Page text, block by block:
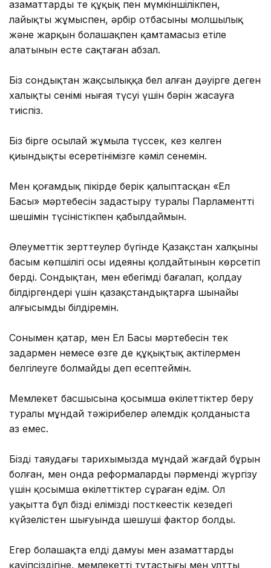
азаматтардың тең құқық пен мүмкіншілікпен,
лайықты жұмыспен, әрбір отбасының молшылық
және жарқын болашақпен қамтамасыз етіле
алатынын есте сақтаған абзал.
Біз сондықтан жақсылыққа бел алған дәуірге деген
халықтың сенімі нығая түсуі үшін бәрін жасауға
тиіспіз.
Біз бірге осылай жұмыла түссек, кез келген
қиындықты еңсеретінімізге кәміл сенемін.
Мен қоғамдық пікірде берік қалыптасқан «Ел
Басы» мәртебесін заңдастыру туралы Парламенттің
шешімін түсіністікпен қабылдаймын.
Әлеуметтік зерттеулер бүгінде Қазақстан халқының
басым көпшілігі осы идеяны қолдайтынын көрсетіп
берді. Сондықтан, мен еңбегімді бағалап, қолдау
білдіргендері үшін қазақстандықтарға шынайы
алғысымды білдіремін.
Сонымен қатар, мен Ел Басы мәртебесін тек
заңдармен немесе өзге де құқықтық актілермен
белгілеуге болмайды деп есептеймін.
Мемлекет басшысына қосымша өкілеттіктер беру
туралы мұндай тәжірибелер әлемдік қолданыста
аз емес.
Біздің таяудағы тарихымызда мұндай жағдай бұрын
болған, мен онда реформаларды пәрменді жүргізу
үшін қосымша өкілеттіктер сұраған едім. Ол
уақытта бұл біздің еліміздің посткеңестік кезеңдегі
күйзелістен шығуында шешуші фактор болды.
Егер болашақта елдің дамуы мен азаматтардың
қауіпсіздігіне, мемлекеттің тұтастығы мен ұлттың